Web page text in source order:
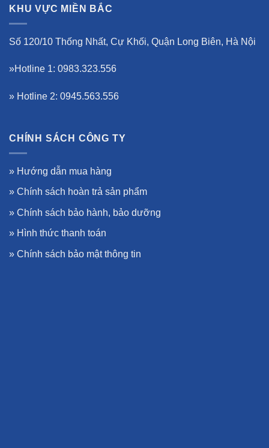
KHU VỰC MIỀN BẮC
Số 120/10 Thống Nhất, Cự Khối, Quận Long Biên, Hà Nội
»Hotline 1: 0983.323.556
» Hotline 2: 0945.563.556
CHÍNH SÁCH CÔNG TY
» Hướng dẫn mua hàng
» Chính sách hoàn trả sản phẩm
» Chính sách bảo hành, bảo dưỡng
» Hình thức thanh toán
» Chính sách bảo mật thông tin